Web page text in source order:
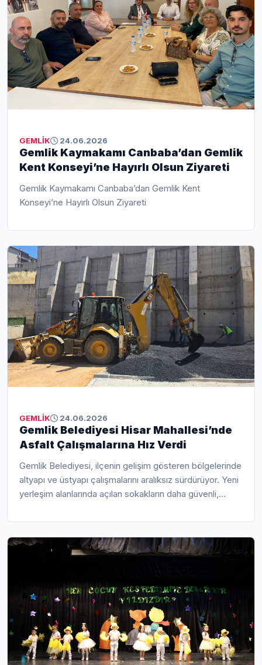
GEMLİK 24.06.2026
Gemlik Kaymakamı Canbaba’dan Gemlik
Kent Konseyi’ne Hayırlı Olsun Ziyareti
Gemlik Kaymakamı Canbaba’dan Gemlik Kent
Konseyi’ne Hayırlı Olsun Ziyareti
GEMLİK 24.06.2026
Gemlik Belediyesi Hisar Mahallesi’nde
Asfalt Çalışmalarına Hız Verdi
Gemlik Belediyesi, ilçenin gelişim gösteren bölgelerinde
altyapı ve üstyapı çalışmalarını aralıksız sürdürüyor. Yeni
yerleşim alanlarında açılan sokakların daha güvenli,
asfalt serim çalışmaları, kentin farklı noktalarında planlı
şekilde devam ediyor.